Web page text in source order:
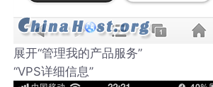
展开“管理我的产品服务”
“VPS详细信息”